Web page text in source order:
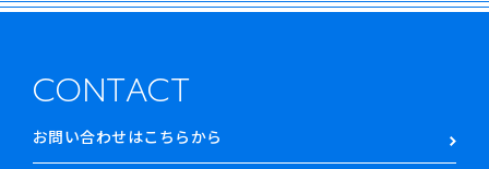
CONTACT
お問い合わせはこちらから